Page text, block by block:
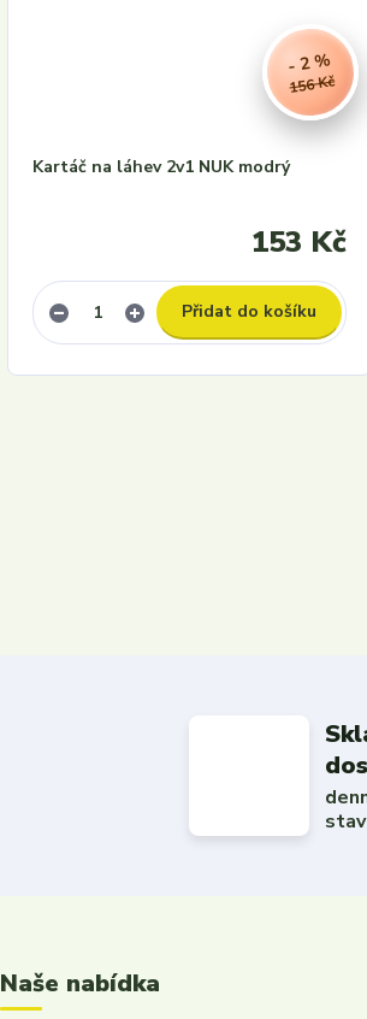
156 Kč
- 2 %
Kartáč na láhev 2v1 NUK modrý
153 Kč
Přidat do košíku
Naše nabídka